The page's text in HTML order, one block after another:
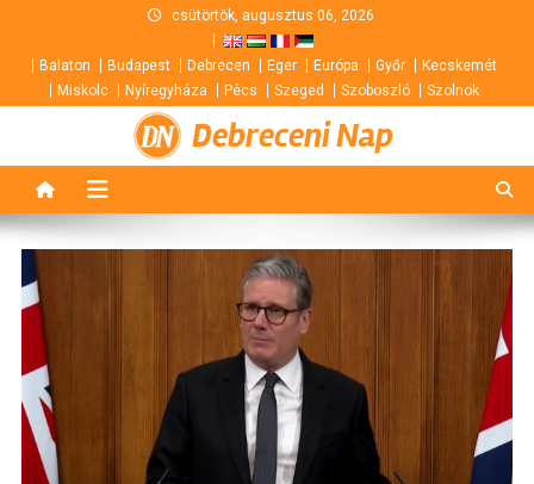
content
csütörtök, augusztus 06, 2026
Balaton Budapest Debrecen Eger Európa Győr
Kecskemét
Miskolc
Nyíregyháza Pécs Szeged Szoboszló Szolnok
Debreceni Nap